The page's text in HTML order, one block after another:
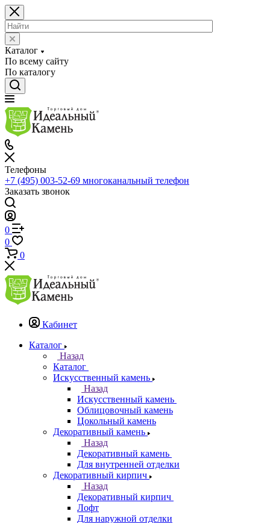
Каталог
По всему сайту
По каталогу
Телефоны
+7 (495) 003-52-69 многоканальный телефон
Заказать звонок
0
0
0
Кабинет
Каталог
Назад
Каталог
Искусственный камень
Назад
Искусственный камень
Облицовочный камень
Цокольный камень
Декоративный камень
Назад
Декоративный камень
Для внутренней отделки
Декоративный кирпич
Назад
Декоративный кирпич
Лофт
Для наружной отделки